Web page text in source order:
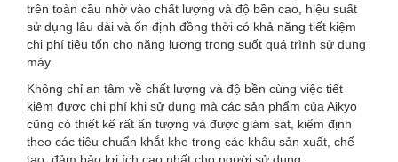
trên toàn cầu nhờ vào chất lượng và độ bền cao, hiệu suất
sử dụng lâu dài và ổn định đồng thời có khả năng tiết kiệm
chi phí tiêu tốn cho năng lượng trong suốt quá trình sử dụng
máy.
Không chỉ an tâm về chất lượng và độ bền cùng việc tiết
kiệm được chi phí khi sử dụng mà các sản phẩm của Aikyo
cũng có thiết kế rất ấn tượng và được giám sát, kiểm định
theo các tiêu chuẩn khắt khe trong các khâu sản xuất, chế
tạo, đảm bảo lợi ích cao nhất cho người sử dụng.